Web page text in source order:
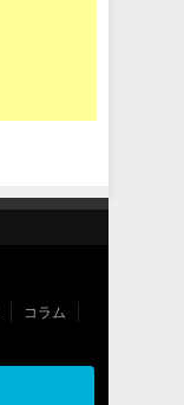
コラム